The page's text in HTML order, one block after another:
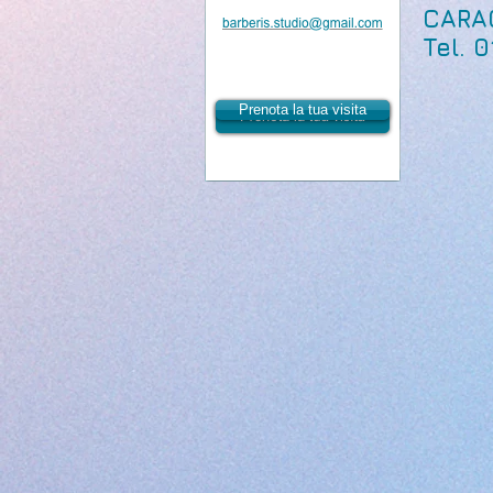
Prenota la tua visita
Tel.